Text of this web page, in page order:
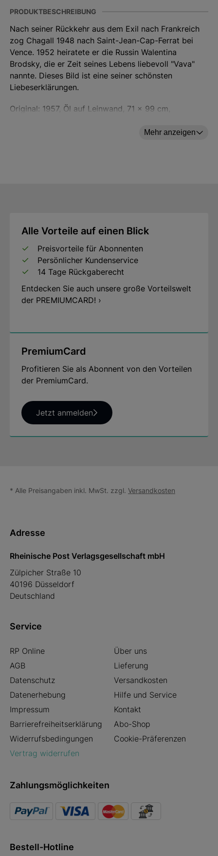
PRODUKTBESCHREIBUNG
Nach seiner Rückkehr aus dem Exil nach Frankreich
zog Chagall 1948 nach Saint-Jean-Cap-Ferrat bei
Vence. 1952 heiratete er die Russin Walentina
Brodsky, die er Zeit seines Lebens liebevoll "Vava"
nannte. Dieses Bild ist eine seiner schönsten
Liebeserklärungen.
Original: 1957, Öl auf Leinwand, 71 x 99 cm,
Exklusiv-Edition. © Blauel - Artothek / © VG Bild-
Kunst, Bonn 2023.
Hersteller: ars mundi Edition Max Büchner GmbH,
Bödekerstraße 13, 30161 Hannover, Deutschland E-
Mehr anzeigen
Alle Vorteile auf einen Blick
Preisvorteile für Abonnenten
Persönlicher Kundenservice
14 Tage Rückgaberecht
Entdecken Sie auch unsere große Vorteilswelt
der PREMIUMCARD! ›
PremiumCard
Profitieren Sie als Abonnent von den Vorteilen
der PremiumCard.
Jetzt anmelden
* Alle Preisangaben inkl. MwSt. zzgl. Versandkosten
Adresse
Rheinische Post Verlagsgesellschaft mbH
Zülpicher Straße 10
40196 Düsseldorf
Deutschland
Service
RP Online
Über uns
AGB
Lieferung
Datenschutz
Versandkosten
Datenerhebung
Hilfe und Service
Impressum
Kontakt
Barrierefreiheitserklärung
Abo-Shop
Widerrufsbedingungen
Cookie-Präferenzen
Vertrag widerrufen
Zahlungsmöglichkeiten
Bestell-Hotline